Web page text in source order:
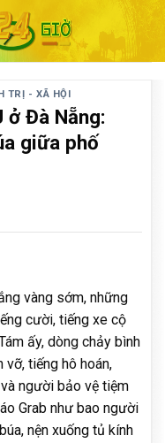
TRỊ - XÃ HỘI
ở Đà Nẵng:
giữa phố
vàng sớm, những
cười, tiếng xe cộ
ấy, dòng chảy bình
tiếng hô hoán,
người bảo vệ tiệm
Grab như bao người
nện xuống tủ kính